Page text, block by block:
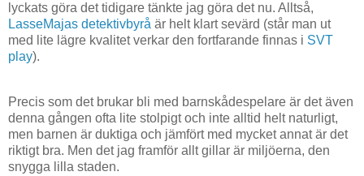
lyckats göra det tidigare tänkte jag göra det nu. Alltså,
LasseMajas detektivbyrå är helt klart sevärd (står man ut
med lite lägre kvalitet verkar den fortfarande finnas i SVT
play).
Precis som det brukar bli med barnskådespelare är det även
denna gången ofta lite stolpigt och inte alltid helt naturligt,
men barnen är duktiga och jämfört med mycket annat är det
riktigt bra. Men det jag framför allt gillar är miljöerna, den
snygga lilla staden.